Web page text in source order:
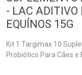
- LAC ADITIVO
EQUÍNOS 15G
Kit 1 Targimax 10
Probiótico Para Cães e